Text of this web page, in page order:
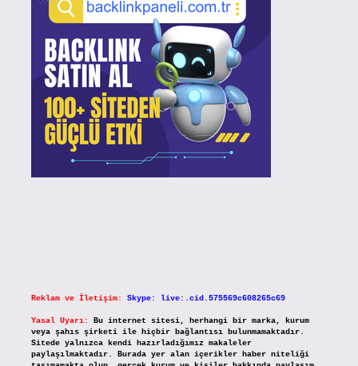
Reklam ve İletişim: Skype: live:.cid.575569c608265c69
Yasal Uyarı:
Bu internet sitesi, herhangi bir marka, kurum
veya şahıs şirketi ile hiçbir bağlantısı bulunmamaktadır.
Sitede yalnızca kendi hazırladığımız makaleler
paylaşılmaktadır. Burada yer alan içerikler haber niteliği